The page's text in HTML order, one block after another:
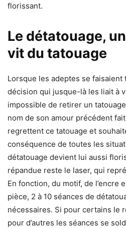
florissant.
Le détatouage,
vit du tatouage
Lorsque les adeptes se
décision qui jusque-là les liait à
impossible de retirer un
nom de son amour précédent
regrettent ce tatouage et
conséquence de toutes les
détatouage devient lui aussi
répandue reste le laser, qui
En fonction, du motif, de l’encre
pièce, 2 à 10 séances de
nécessaires. Si pour certains le
pour d’autres les séances se